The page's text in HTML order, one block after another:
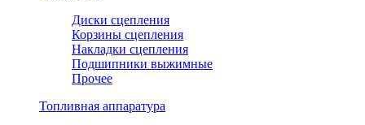
Диски сцепления
Корзины сцепления
Накладки сцепления
Подшипники выжимные
Прочее
Топливная аппаратура